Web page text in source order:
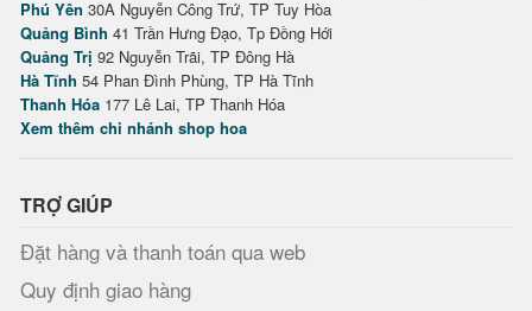
Phú Yên 30A Nguyễn Công Trứ, TP Tuy Hòa
Quảng Bình 41 Trần Hưng Đạo, Tp Đồng Hới
Quảng Trị 92 Nguyễn Trãi, TP Đông Hà
Hà Tĩnh 54 Phan Đình Phùng, TP Hà Tĩnh
Thanh Hóa 177 Lê Lai, TP Thanh Hóa
Xem thêm chi nhánh shop hoa
TRỢ GIÚP
Đặt hàng và thanh toán qua web
Quy định giao hàng